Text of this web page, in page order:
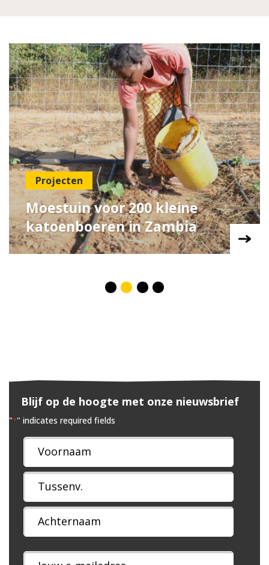
Projecten
Moestuin voor 200 kleine
katoenboeren in Zambia
Blijf op de hoogte met onze nieuwsbrief
"*" indicates required fields
Naam
*